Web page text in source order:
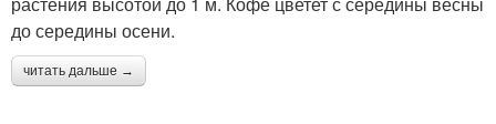
до середины осени.
читать дальше →